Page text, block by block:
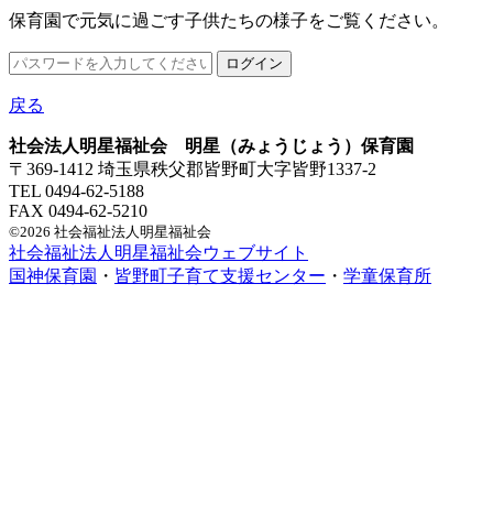
保育園で元気に過ごす子供たちの様子をご覧ください。
戻る
社会法人明星福祉会 明星（みょうじょう）保育園
〒369-1412 埼玉県秩父郡皆野町大字皆野1337-2
TEL 0494-62-5188
FAX 0494-62-5210
©2026 社会福祉法人明星福祉会
社会福祉法人明星福祉会ウェブサイト
国神保育園 ・ 皆野町子育て支援センター ・ 学童保育所